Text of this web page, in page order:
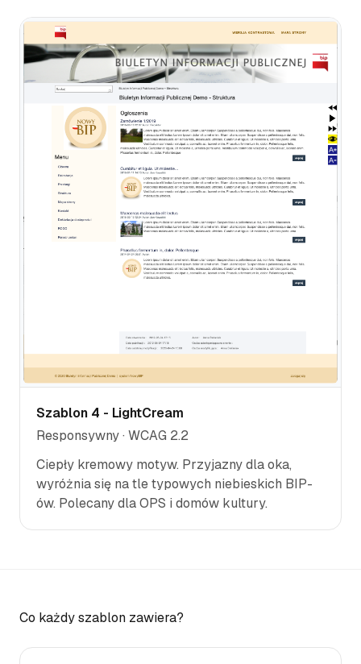
Szablon 4 - LightCream
Responsywny · WCAG 2.2
Ciepły kremowy motyw. Przyjazny dla oka,
wyróżnia się na tle typowych niebieskich BIP-
ów. Polecany dla OPS i domów kultury.
Co każdy szablon zawiera?